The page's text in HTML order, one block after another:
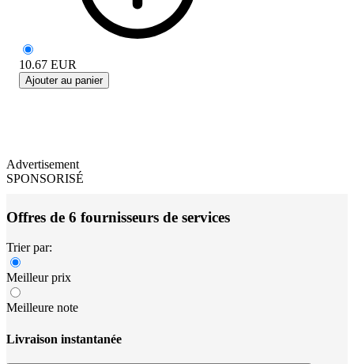
10.67 EUR
Ajouter au panier
Advertisement
SPONSORISÉ
Offres de 6 fournisseurs de services
Trier par:
Meilleur prix
Meilleure note
Livraison instantanée